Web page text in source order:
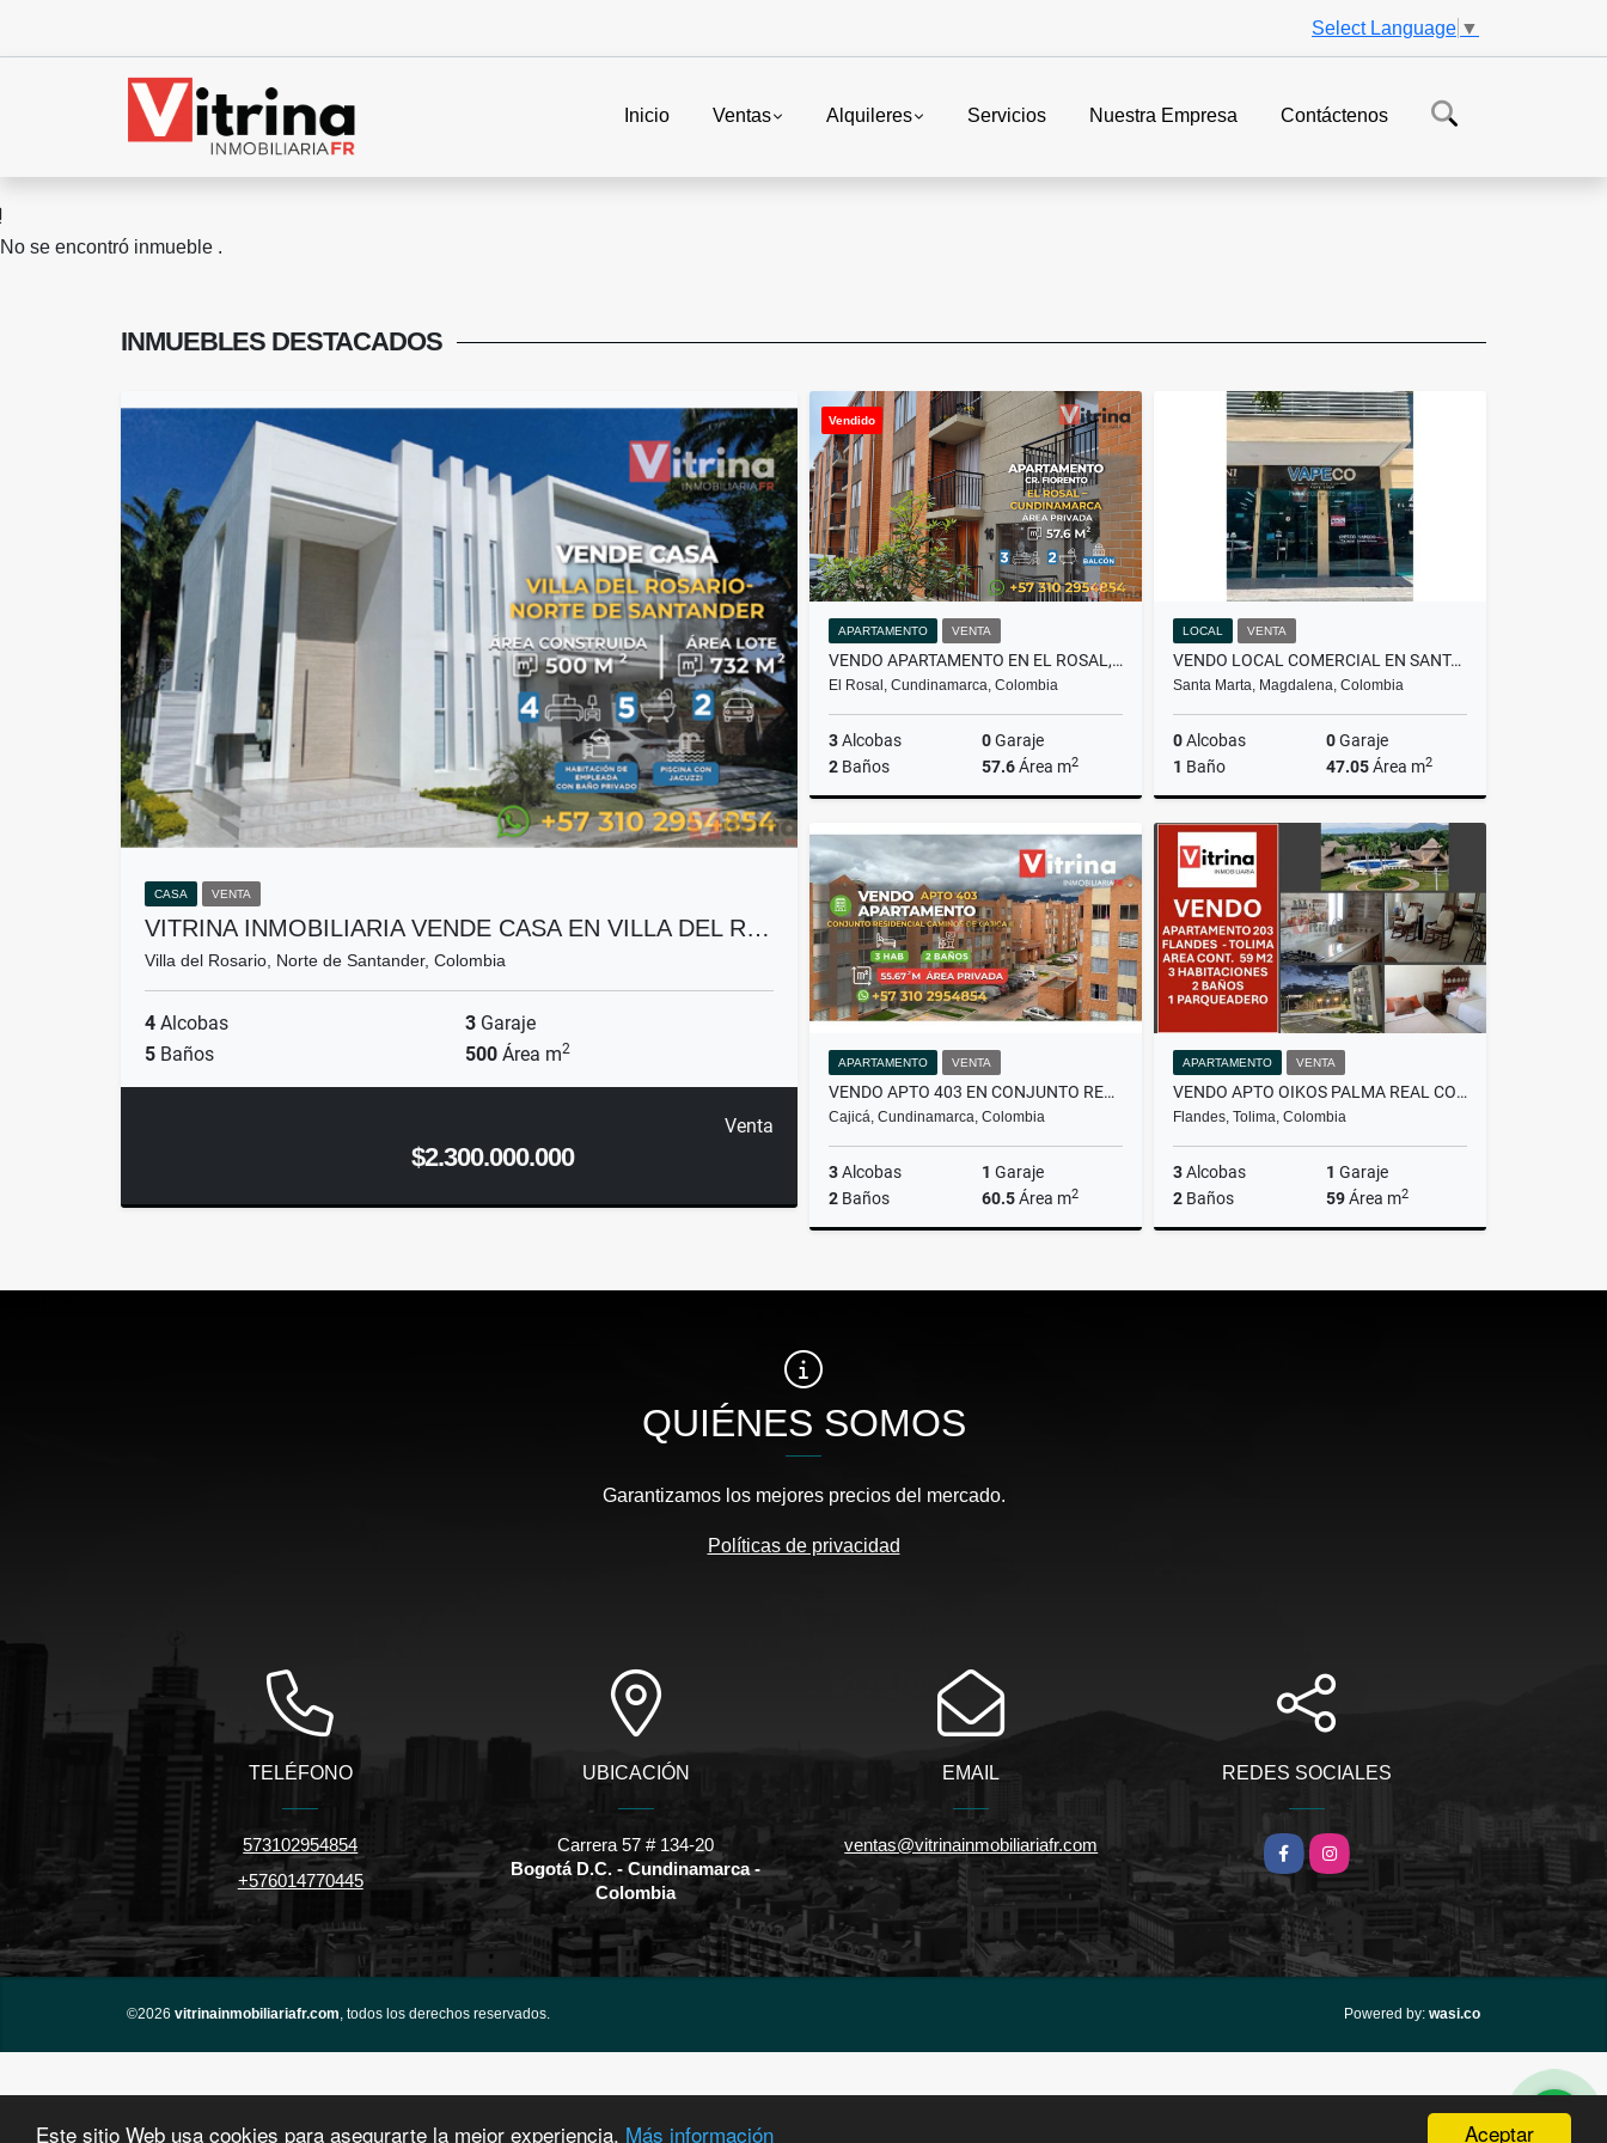
Aceptar
Este sitio Web usa cookies para asegurarte la mejor experiencia. Más información
Select Language ▼
Inicio Ventas Alquileres Servicios Nuestra Empresa Contáctenos
No se encontró inmueble .
INMUEBLES DESTACADOS
CASA VENTA
VITRINA INMOBILIARIA VENDE CASA EN VILLA DEL R…
Villa del Rosario, Norte de Santander, Colombia
4 Alcobas 3 Garaje
5 Baños 500 Área m2
Venta
$2.300.000.000
Vendido
APARTAMENTO VENTA
VENDO APARTAMENTO EN EL ROSAL, CUNDINAMARCA
El Rosal, Cundinamarca, Colombia
3Alcobas 0Garaje
2 Baños 57.6Área m2
Venta
$185.000.000
LOCAL VENTA
VENDO LOCAL COMERCIAL EN SANTA MARTA - EL MAYOR BUSINESS CENTER
Santa Marta, Magdalena, Colombia
0Alcobas 0Garaje
1 Baño 47.05Área m2
Venta
$315.000.000
APARTAMENTO VENTA
VENDO APTO 403 EN CONJUNTO RESIDENCIAL CAMINOS DE CAJICA II
Cajicá, Cundinamarca, Colombia
3Alcobas 1 Garaje
2 Baños 60.5Área m2
$245.000.000
APARTAMENTO VENTA
VENDO APTO OIKOS PALMA REAL COMPLETAMENTE TERMINADO
Flandes, Tolima, Colombia
3Alcobas 1 Garaje
2 Baños 59Área m2
$225.000.000
QUIÉNES SOMOS
Garantizamos los mejores precios del mercado.
Políticas de privacidad
TELÉFONO
573102954854
+576014770445
UBICACIÓN
Carrera 57 # 134-20
Bogotá D.C. - Cundinamarca -
Colombia
EMAIL
ventas@vitrinainmobiliariafr.com
REDES SOCIALES
Facebook
Instagram
©2026 vitrinainmobiliariafr.com, todos los derechos reservados. Powered by: wasi.co